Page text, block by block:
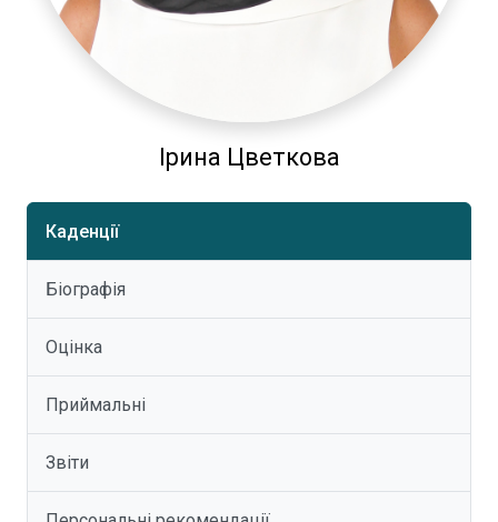
Ірина Цветкова
Каденції
Біографія
Оцінка
Приймальні
Звіти